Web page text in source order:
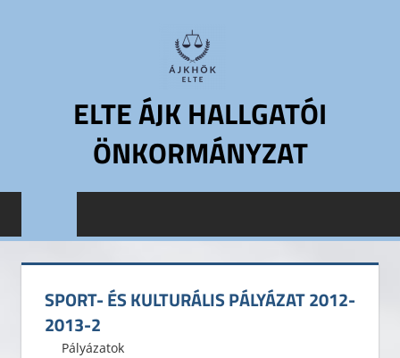
ELTE ÁJK HALLGATÓI
ÖNKORMÁNYZAT
Jogtudományi
Hallgatói
Önkormányzat
SPORT- ÉS KULTURÁLIS PÁLYÁZAT 2012-
2013-2
2013. március 18.
ELTE ÁJK HÖK
Pályázatok